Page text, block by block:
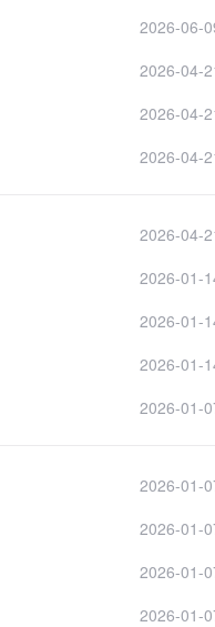
2026-06-
2026-04-
2026-04-
2026-04-
2026-04-
2026-01-
2026-01-
2026-01-
2026-01-
2026-01-
2026-01-
2026-01-
2026-01-